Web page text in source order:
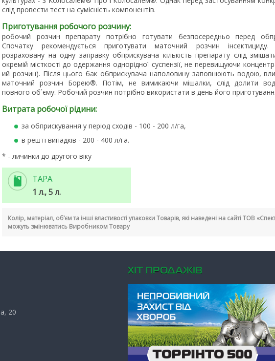
слід провести тест на сумісність компонентів.
Приготування робочого розчину:
робочий розчин препарату потрібно готувати безпосередньо перед
Спочатку рекомендується приготувати маточний розчин
розраховану на одну заправку обприскувача кількість препарату слід
окремій місткості до одержання однорідної суспензії, не перевищуючи
ий розчин). Після цього бак обприскувача наполовину заповнюють водою,
маточний розчин Борею®. Потім, не вимикаючи мішалки, слід долити
повного об´єму. Робочий розчин потрібно використати в день його
Витрата робочої рідини:
за обприскування у період сходів - 100 - 200 л/га,
в решті випадків - 200 - 400 л/га.
* - личинки до другого віку
ТАРА
1 л., 5 л.
Колір, матеріал, об’єм та інші властивості упаковки Товарів, які наведені на сайті ТОВ
можуть змінюватись Виробником Товару
20
ХIТ ПРОДАЖІВ